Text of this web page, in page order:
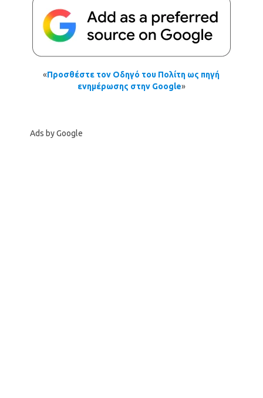
«Προσθέστε τον Οδηγό του Πολίτη ως πηγή
ενημέρωσης στην Google»
Ads by Google